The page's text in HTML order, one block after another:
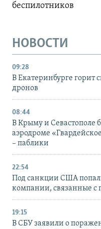
беспилотников
НОВОСТИ
09:28
В Екатеринбурге горит
дронов
08:44
В Крыму и
аэродроме
– паблики
22:54
Под санкции США
компании, связанные с
19:15
В СБУ заявили о